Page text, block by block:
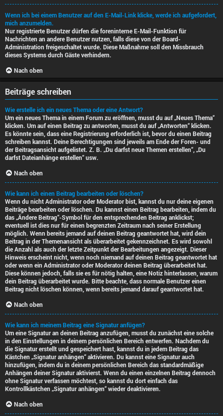
Wenn ich bei einem Benutzer auf den E-Mail-Link klicke, werde ich aufgefordert,
mich anzumelden.
Nur registrierte Benutzer dürfen die foreninterne E-Mail-Funktion für
Nachrichten an andere Benutzer nutzen, falls diese von der Board-
Administration freigeschaltet wurde. Diese Maßnahme soll den Missbrauch
dieses Systems durch Gäste verhindern.
Nach oben
Beiträge schreiben
Wie erstelle ich ein neues Thema oder eine Antwort?
Um ein neues Thema in einem Forum zu eröffnen, musst du auf „Neues Thema“
klicken. Um auf einen Beitrag zu antworten, musst du auf „Antworten“ klicken.
Es könnte sein, dass eine Registrierung erforderlich ist, bevor du einen Beitrag
schreiben kannst. Deine Berechtigungen sind jeweils am Ende der Foren- und
der Beitragsansicht aufgelistet. Z. B. „Du darfst neue Themen erstellen“, „Du
darfst Dateianhänge erstellen“ usw.
Nach oben
Wie kann ich einen Beitrag bearbeiten oder löschen?
Wenn du nicht Administrator oder Moderator bist, kannst du nur deine eigenen
Beiträge bearbeiten oder löschen. Du kannst einen Beitrag bearbeiten, indem du
das „Ändere Beitrag“-Symbol für den entsprechenden Beitrag anklickst;
eventuell ist dies nur für einen begrenzten Zeitraum nach seiner Erstellung
möglich. Wenn bereits jemand auf deinen Beitrag geantwortet hat, wird dein
Beitrag in der Themenansicht als überarbeitet gekennzeichnet. Es wird sowohl
die Anzahl als auch der letzte Zeitpunkt der Bearbeitungen angezeigt. Dieser
Hinweis erscheint nicht, wenn noch niemand auf deinen Beitrag geantwortet hat
oder wenn ein Administrator oder Moderator deinen Beitrag überarbeitet hat.
Diese können jedoch, falls sie es für nötig halten, eine Notiz hinterlassen, warum
dein Beitrag überarbeitet wurde. Bitte beachte, dass normale Benutzer einen
Beitrag nicht löschen können, wenn bereits jemand darauf geantwortet hat.
Nach oben
Wie kann ich meinem Beitrag eine Signatur anfügen?
Um eine Signatur an deinen Beitrag anzufügen, musst du zunächst eine solche
in den Einstellungen in deinem persönlichen Bereich entwerfen. Nachdem du
die Signatur erstellt und gespeichert hast, kannst du in jedem Beitrag das
Kästchen „Signatur anhängen“ aktivieren. Du kannst eine Signatur auch
hinzufügen, indem du in deinem persönlichen Bereich das standardmäßige
Anhängen deiner Signatur aktivierst. Wenn du einen einzelnen Beitrag dennoch
ohne Signatur verfassen möchtest, so kannst du dort einfach das
Kontrollkästchen „Signatur anhängen“ wieder deaktivieren.
Nach oben